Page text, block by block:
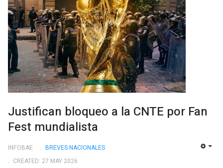
Justifican bloqueo a la CNTE por Fan
Fest mundialista
INFOBAE
BREVES NACIONALES
CREATED: 27 MAY 2026